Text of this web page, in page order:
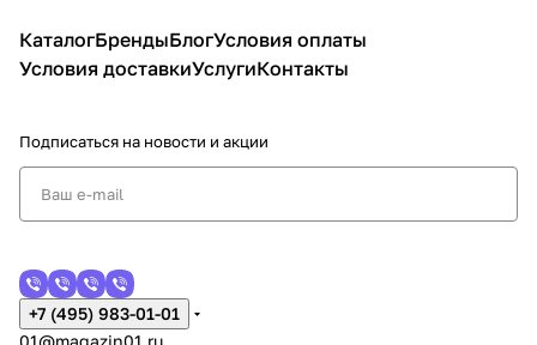
КаталогБрендыБлогУсловия оплаты
Условия доставкиУслугиКонтакты
Подписаться на новости и акции
+7 (495) 983-01-01
01@magazin01.ru